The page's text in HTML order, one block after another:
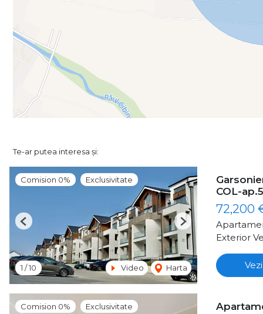
Te-ar putea interesa și:
Comision 0% Exclusivitate
1 /10 Video Harta
Previous Next
COL-
72,200
Exterior
Comision 0% Exclusivitate